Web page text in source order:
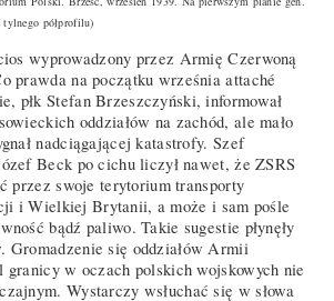
tylnego półprofilu)
wyprowadzony przez Armię Czerwoną
prawda na początku września attaché
płk Stefan Brzeszczyński, informował
oddziałów na zachód, ale mało
nadciągającej katastrofy. Szef
Beck po cichu liczył nawet, że ZSRS
przez swoje terytorium transporty
i Wielkiej Brytanii, a może i sam pośle
bądź paliwo. Takie sugestie płynęły
Gromadzenie się oddziałów Armii
granicy w oczach polskich wojskowych nie
Wystarczy wsłuchać się w słowa